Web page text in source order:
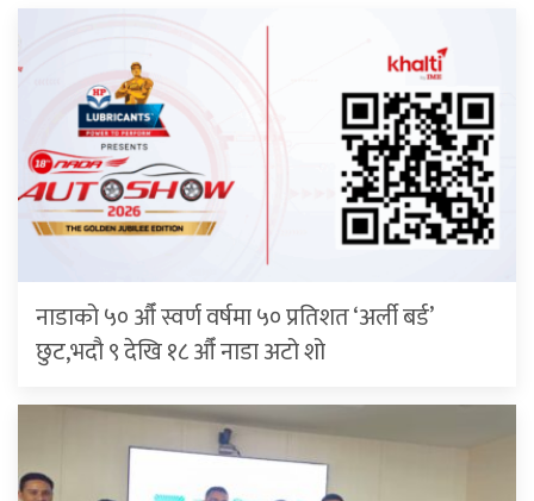
नाडाको ५० औँ स्वर्ण वर्षमा ५० प्रतिशत ‘अर्ली बर्ड’
छुट,भदौ ९ देखि १८ औँ नाडा अटो शो